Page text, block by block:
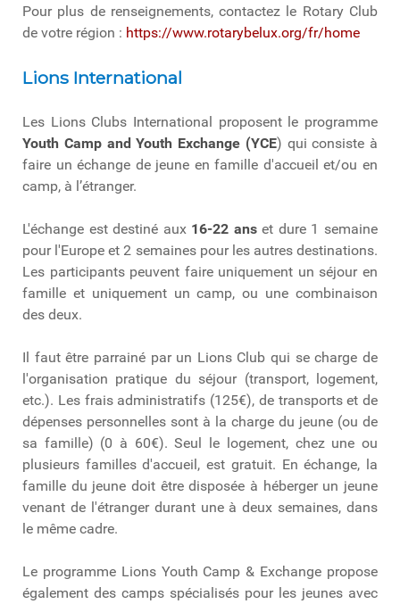
Pour plus de renseignements, contactez le Rotary Club
de votre région : https://www.rotarybelux.org/fr/home
Lions International
Les Lions Clubs International proposent le programme
Youth Camp and Youth Exchange (YCE) qui consiste à
faire un échange de jeune en famille d'accueil et/ou en
camp, à l’étranger.
L'échange est destiné aux 16-22 anset dure 1 semaine
pour l'Europe et 2 semaines pour les autres destinations.
Les participants peuvent faire uniquement un séjour en
famille et uniquement un camp, ou une combinaison
des deux.
Il faut être parrainé par un Lions Club qui se charge de
l'organisation pratique du séjour (transport, logement,
etc.). Les frais administratifs (125€), de transports et de
dépenses personnelles sont à la charge du jeune (ou de
sa famille) (0 à 60€). Seul le logement, chez une ou
plusieurs familles d'accueil, est gratuit. En échange, la
famille du jeune doit être disposée à héberger un jeune
venant de l'étranger durant une à deux semaines, dans
le même cadre.
Le programme Lions Youth Camp & Exchange propose
également des camps spécialisés pour les jeunes avec